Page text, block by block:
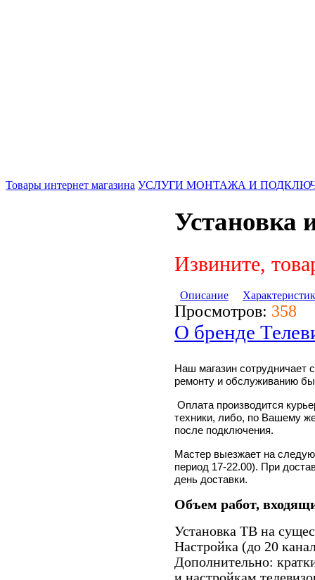
Товары интернет магазина УСЛУГИ МОНТАЖА И
Установка
Извините,
Описание
Просмотров: 358
О бренде
Наш магазин сотрудничает
ремонту и обслуживанию
Оплата производится
техники, либо, по Вашему
после подключения.
Мастер выезжает на
период 17-22.00). При
день доставки.
Объем работ,
Установка ТВ на
Настройка (до 20
Дополнительно: